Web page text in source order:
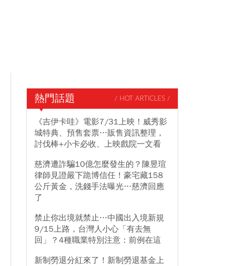
熱門話題 / HOT ARTICLES /
《吉伊卡哇》電影7/31上映！威秀影
城特典、預售套票…販售資訊整理，
討伐棒+小卡必收、上映戲院一文看
慈濟遭詐騙10億怎麼發生的？陳昱瑄
律師見證嚴下跪博信任！豪宅藏158
公斤黃金，洗錢手法曝光…慈濟回應
了
禁止你出境就禁止…中國出入境新規
9/15上路，台灣人小心「有去無
回」？4種職業特別注意：前例在這
新制勞退分紅來了！新制勞退基金上